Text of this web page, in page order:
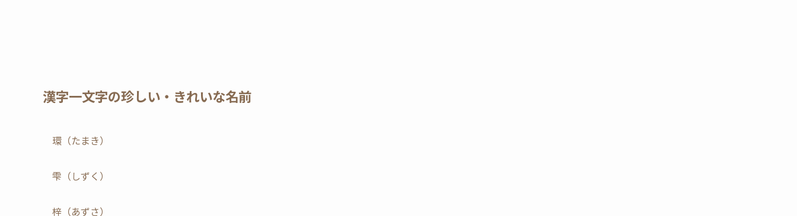
漢字一文字の珍しい・きれいな名前
環（たまき）
雫（しずく）
梓（あずさ）